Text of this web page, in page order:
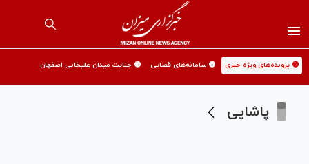
🟡 پرونده‌های ویژه خبری 🟡 سامانه‌های قضایی 🟡 جنایت میدان علیخانی اصفهان
پاشایی